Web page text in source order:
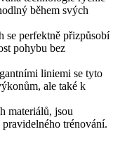
během svých
se perfektně přizpůsobí
pohybu bez
liniemi se tyto
ale také k
materiálů, jsou
trénování.